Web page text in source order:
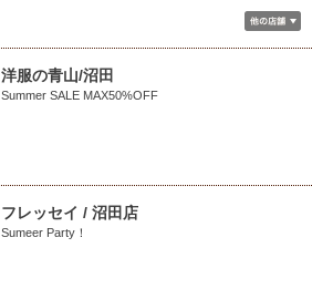
洋服の青山/沼田
Summer SALE MAX50%OFF
フレッセイ / 沼田店
Sumeer Party！